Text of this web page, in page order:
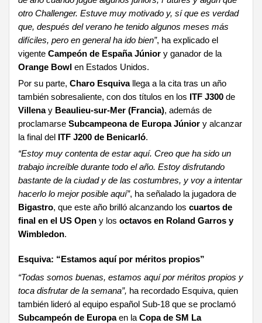
otro Challenger. Estuve muy motivado y, sí que es verdad
que, después del verano he tenido algunos meses más
difíciles, pero en general ha ido bien”, ha explicado el
vigente Campeón de España Júnior y ganador de la
Orange Bowl en Estados Unidos.
Por su parte, Charo Esquivallega a la cita tras un año
también sobresaliente, con dos títulos en los ITF J300 de
Villenay Beaulieu-sur-Mer (Francia), además de
proclamarse Subcampeona de Europa Júnior y alcanzar
la final del
ITF J200 de Benicarló.
“Estoy muy contenta de estar aquí. Creo que ha sido un
trabajo increíble durante todo el año. Estoy disfrutando
bastante de la ciudad y de las costumbres, y voy a intentar
hacerlo lo mejor posible aquí”, ha señalado la jugadora de
Bigastro, que este año brilló alcanzando los cuartos de
final en el US Open y los octavos en Roland Garros y
Wimbledon.
Esquiva: “Estamos aquí por méritos propios”
“Todas somos buenas, estamos aquí por méritos propios y
toca disfrutar de la semana”, ha recordado Esquiva, quien
también lideró al equipo español Sub-18 que se proclamó
Subcampeón de Europaen la Copa de SM La